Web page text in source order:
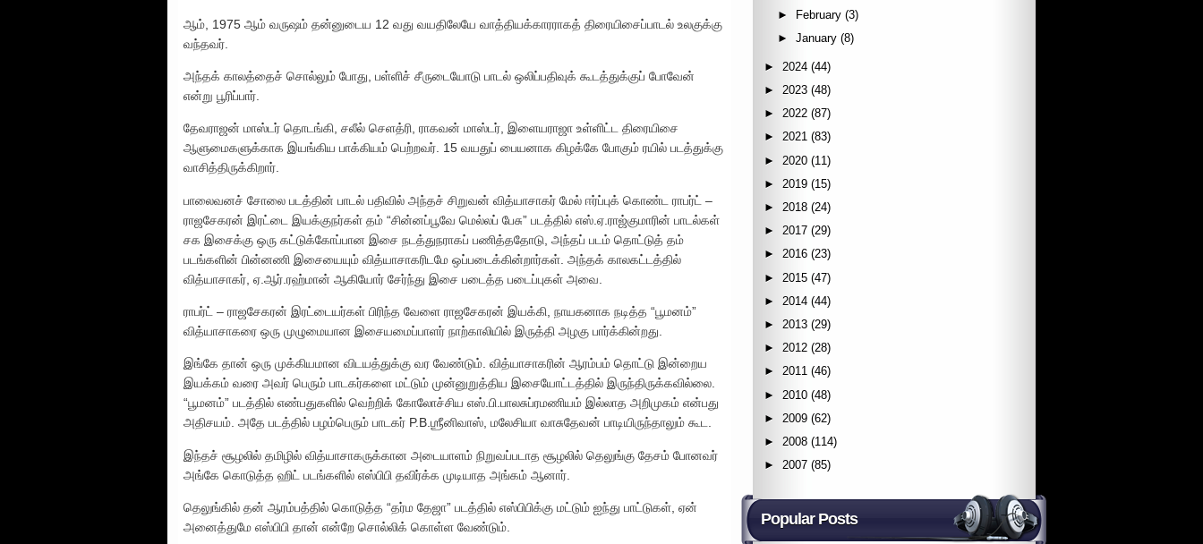
ஆம், 1975 ஆம் வருஷம் தன்னுடைய 12 வது வயதிலேயே வாத்தியக்காரராகத் திரையிசைப்பாடல் உலகுக்கு
வந்தவர்.
அந்தக் காலத்தைச் சொல்லும் போது, பள்ளிச் சீருடையோடு பாடல் ஒலிப்பதிவுக் கூடத்துக்குப் போவேன்
என்று பூரிப்பார்.
தேவராஜன் மாஸ்டர் தொடங்கி, சலீல் செளத்ரி, ராகவன் மாஸ்டர், இளையராஜா உள்ளிட்ட திரையிசை
ஆளுமைகளுக்காக இயங்கிய பாக்கியம் பெற்றவர். 15 வயதுப் பையனாக கிழக்கே போகும் ரயில் படத்துக்கு
வாசித்திருக்கிறார்.
பாலைவனச் சோலை படத்தின் பாடல் பதிவில் அந்தச் சிறுவன் வித்யாசாகர் மேல் ஈர்ப்புக் கொண்ட ராபர்ட் –
ராஜசேகரன் இரட்டை இயக்குநர்கள் தம் “சின்னப்பூவே மெல்லப் பேசு” படத்தில் எஸ்.ஏ.ராஜ்குமாரின் பாடல்கள்
சக இசைக்கு ஒரு கட்டுக்கோப்பான இசை நடத்துநராகப் பணித்ததோடு, அந்தப் படம் தொட்டுத் தம்
படங்களின் பின்னணி இசையையும் வித்யாசாகரிடமே ஒப்படைக்கின்றார்கள். அந்தக் காலகட்டத்தில்
வித்யாசாகர், ஏ.ஆர்.ரஹ்மான் ஆகியோர் சேர்ந்து இசை படைத்த படைப்புகள் அவை.
ராபர்ட் – ராஜசேகரன் இரட்டையர்கள் பிரிந்த வேளை ராஜசேகரன் இயக்கி, நாயகனாக நடித்த “பூமனம்”
வித்யாசாகரை ஒரு முழுமையான இசையமைப்பாளர் நாற்காலியில் இருத்தி அழகு பார்க்கின்றது.
இங்கே தான் ஒரு முக்கியமான விடயத்துக்கு வர வேண்டும். வித்யாசாகரின் ஆரம்பம் தொட்டு இன்றைய
இயக்கம் வரை அவர் பெரும் பாடகர்களை மட்டும் முன்னுறுத்திய இசையோட்டத்தில் இருந்திருக்கவில்லை.
“பூமனம்” படத்தில் எண்பதுகளில் வெற்றிக் கோலோச்சிய எஸ்.பி.பாலசுப்ரமணியம் இல்லாத அறிமுகம் என்பது
அதிசயம். அதே படத்தில் பழம்பெரும் பாடகர் P.B.ஶ்ரீனிவாஸ், மலேசியா வாசுதேவன் பாடியிருந்தாலும் கூட.
இந்தச் சூழலில் தமிழில் வித்யாசாகருக்கான அடையாளம் நிறுவப்படாத சூழலில் தெலுங்கு தேசம் போனவர்
அங்கே கொடுத்த ஹிட் படங்களில் எஸ்பிபி தவிர்க்க முடியாத அங்கம் ஆனார்.
தெலுங்கில் தன் ஆரம்பத்தில் கொடுத்த “தர்ம தேஜா” படத்தில் எஸ்பிபிக்கு மட்டும் ஐந்து பாட்டுகள், ஏன்
அனைத்துமே எஸ்பிபி தான் என்றே சொல்லிக் கொள்ள வேண்டும்.
► February (3)
►January (8)
► 2024 (44)
► 2023 (48)
► 2022 (87)
► 2021 (83)
► 2020 (11)
► 2019 (15)
► 2018 (24)
► 2017 (29)
► 2016 (23)
► 2015 (47)
► 2014 (44)
► 2013 (29)
► 2012 (28)
► 2011 (46)
► 2010 (48)
► 2009 (62)
► 2008 (114)
► 2007 (85)
Popular Posts